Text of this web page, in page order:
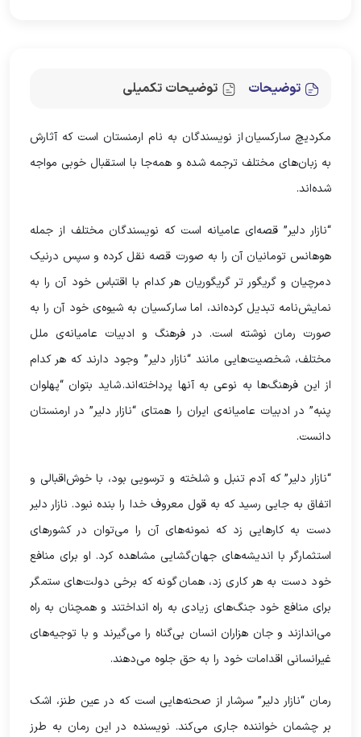
توضیحات توضیحات تکمیلی
مکردیچ سارکسیان از نویسندگان به نام ارمنستان است که آثارش
به زبان‌های مختلف ترجمه شده و همه‌جا با استقبال خوبی مواجه
شده‌اند.
“نازار دلیر” قصه‌ای عامیانه است که نویسندگان مختلف از جمله
هوهانس تومانیان آن را به صورت قصه نقل کرده و سپس درنیک
دمرچیان و گریگور تر گریگوریان هر کدام با اقتباس خود آن را به
نمایش‌نامه تبدیل کرده‌اند، اما سارکسیان به شیوه‌ی خود آن را به
صورت رمان نوشته است. در فرهنگ و ادبیات عامیانه‌ی ملل
مختلف، شخصیت‌هایی مانند “نازار دلیر” وجود دارند که هر کدام
از این فرهنگ‌ها به نوعی به آنها پرداخته‌اند. شاید بتوان “پهلوان
پنبه” در ادبیات عامیانه‌ی ایران را همتای “نازار دلیر” در ارمنستان
دانست.
“نازار دلیر” که آدم تنبل و شلخته و ترسویی بود، با خوش‌اقبالی و
اتفاق به جایی رسید که به قول معروف خدا را بنده نبود. نازار دلیر
دست به کارهایی زد که نمونه‌های آن را می‌توان در کشورهای
استثمارگر با اندیشه‌های جهان‌گشایی مشاهده کرد. او برای منافع
خود دست به هر کاری زد، همان‌گونه که برخی دولت‌های ستمگر
برای منافع خود جنگ‌های زیادی به راه انداختند و همچنان به راه
می‌اندازند و جان هزاران انسان بی‌گناه را می‌گیرند و با توجیه‌های
غیرانسانی اقدامات خود را به حق جلوه می‌دهند.
رمان “نازار دلیر” سرشار از صحنه‌هایی است که در عین طنز، اشک
بر چشمان خواننده جاری می‌کند. نویسنده در این رمان به طرز